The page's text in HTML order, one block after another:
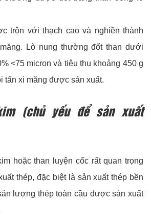
trộn với thạch cao và nghiền thành
Lò nung thường đốt than dưới
<75 micron và tiêu thụ khoảng 450 g
tấn xi măng được sản xuất.
(chủ yếu để sản xuất
hoặc than luyện cốc rất quan trọng
thép, đặc biệt là sản xuất thép bền
lượng thép toàn cầu được sản xuất